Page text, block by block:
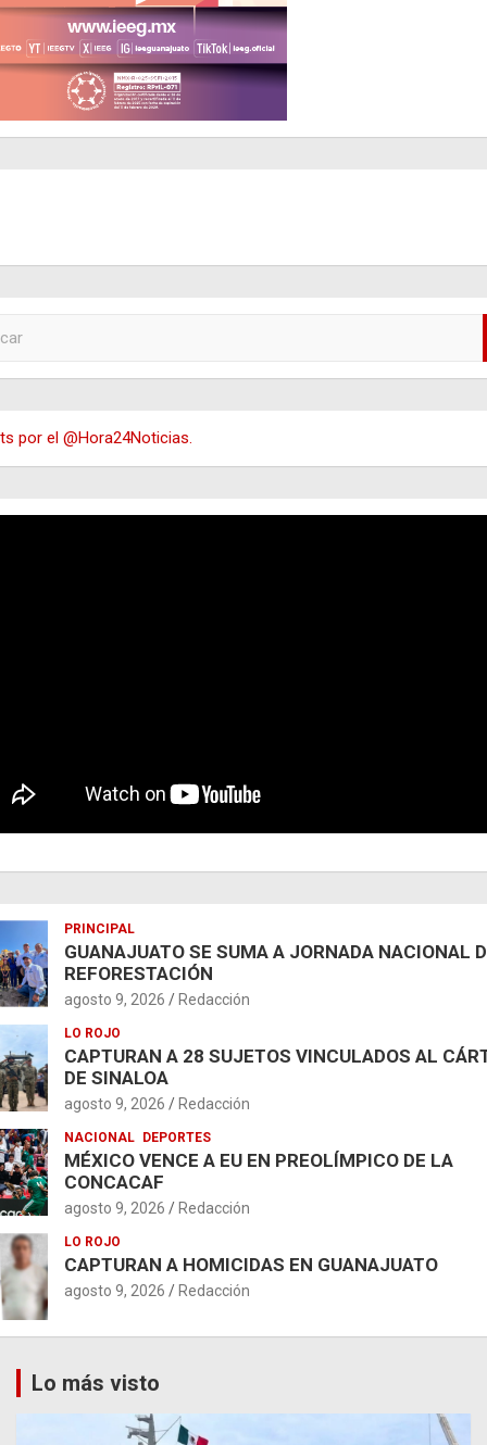
por el @Hora24Noticias.
PRINCIPAL
GUANAJUATO SE SUMA A JORNADA NACIONAL
REFORESTACIÓN
agosto 9, 2026 Redacción
LO ROJO
CAPTURAN A 28 SUJETOS VINCULADOS AL
DE SINALOA
agosto 9, 2026 Redacción
NACIONAL DEPORTES
MÉXICO VENCE A EU EN PREOLÍMPICO DE LA
CONCACAF
agosto 9, 2026 Redacción
LO ROJO
CAPTURAN A HOMICIDAS EN GUANAJUATO
agosto 9, 2026 Redacción
Lo más visto